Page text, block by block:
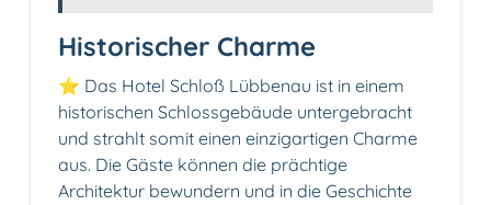
Historischer Charme
⭐ Das Hotel Schloß Lübbenau ist in einem
historischen Schlossgebäude untergebracht
und strahlt somit einen einzigartigen Charme
aus. Die Gäste können die prächtige
Architektur bewundern und in die Geschichte